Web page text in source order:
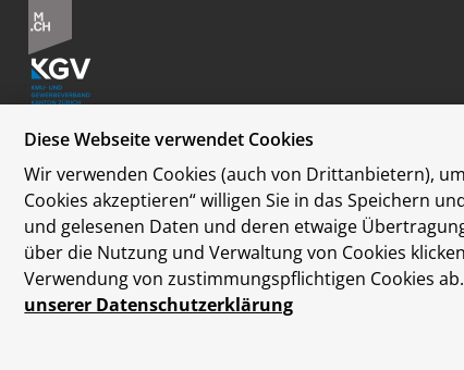
Datenschutzerklärung
Disclaimer
Kontakt
Cookie-Einstellungen
Nachhaltigkeit
Diese Webseite verwendet Cookies
Wir verwenden Cookies (auch von Drittanbietern),
Cookies akzeptieren“ willigen Sie in das Speichern
und gelesenen Daten und deren etwaige
über die Nutzung und Verwaltung von Cookies
Verwendung von zustimmungspflichtigen Cookies
unserer Datenschutzerklärung